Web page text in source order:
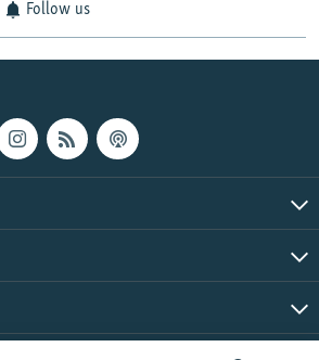
Follow us